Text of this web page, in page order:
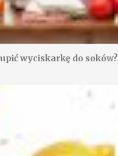
wyciskarkę do soków?